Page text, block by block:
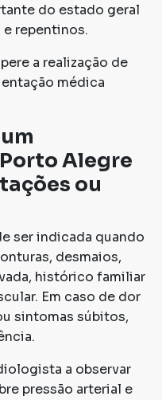
do estado geral
repentinos.
a realização de
médica
Alegre
ou
ser indicada quando
desmaios,
histórico familiar
Em caso de dor
sintomas súbitos,
a observar
pressão arterial e